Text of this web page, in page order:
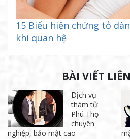
15 Biểu hiện chứng tỏ
khi quan hệ
BÀI VIẾT
Dịch vụ
thám tử
Phú Thọ
chuyên
nghiệp, bảo mật cao